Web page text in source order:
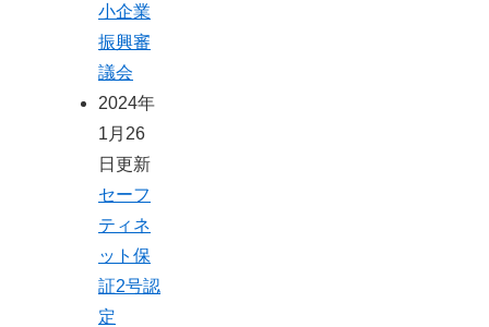
小企業
振興審
議会
2024年
1月26
日更新
セーフ
ティネ
ット保
証2号認
定